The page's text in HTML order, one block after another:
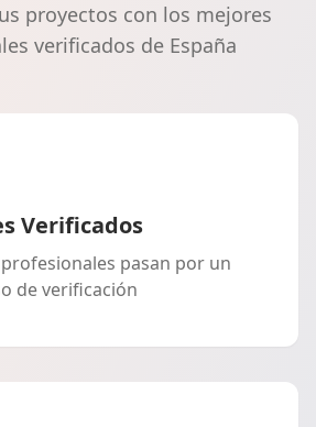
proyectos con los mejores
verificados de España
Verificados
pasan por un
de verificación